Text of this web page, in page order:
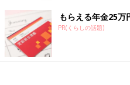
もらえる年金25万
PR(くらしの話題)